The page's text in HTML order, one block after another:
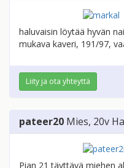
haluvaisin löytää hyvän
mukava kaveri, 191/97,
Liity ja ota yhteyttä
pateer20 Mies, 20v
Pian 21 täyttävä miehen